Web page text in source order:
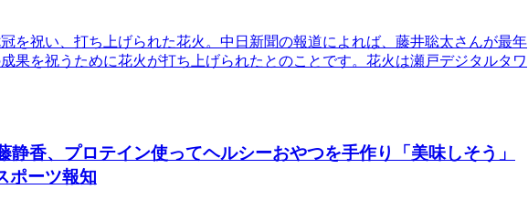
を祝い、打ち上げられた花火。中日新聞の報道によれば、藤井聡太さんが最年
果を祝うために花火が打ち上げられたとのことです。花火は瀬戸デジタルタワ
静香、プロテイン使ってヘルシーおやつを手作り「美味しそう」
ポーツ報知